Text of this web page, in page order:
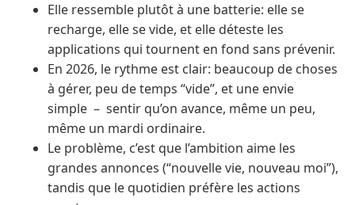
Elle ressemble plutôt à une batterie: elle se
recharge, elle se vide, et elle déteste les
applications qui tournent en fond sans prévenir.
En 2026, le rythme est clair: beaucoup de choses
à gérer, peu de temps “vide”, et une envie
simple – sentir qu’on avance, même un peu,
même un mardi ordinaire.
Le problème, c’est que l’ambition aime les
grandes annonces (“nouvelle vie, nouveau moi”),
tandis que le quotidien préfère les actions